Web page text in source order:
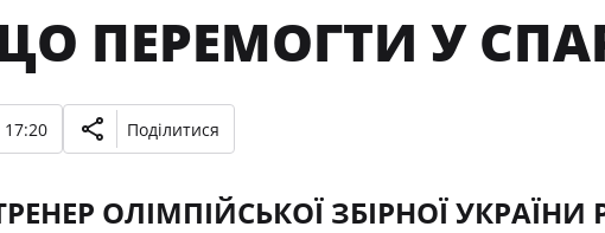
ПЕРЕМОГТИ У
Поділитися
ОЛІМПІЙСЬКОЇ ЗБІРНОЇ